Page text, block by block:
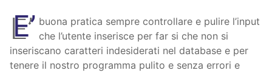
E’ buona pratica sempre controllare e pulire l’input
che l’utente inserisce per far si che non si
inseriscano caratteri indesiderati nel database e per
tenere il nostro programma pulito e senza errori e